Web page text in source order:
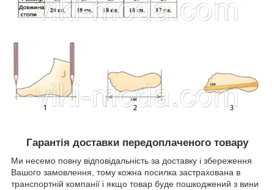
Гарантія доставки передоплаченого товару
Ми несемо повну відповідальність за доставку і збереження
Вашого замовлення, тому кожна посилка застрахована в
транспортній компанії і якщо товар буде пошкоджений з вини